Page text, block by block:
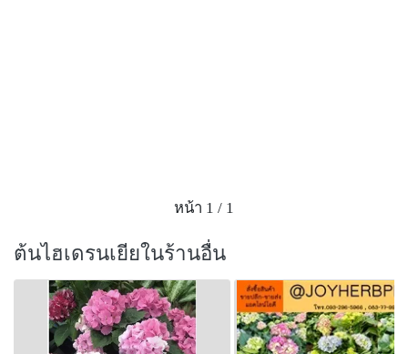
หน้า 1 / 1
ต้นไฮเดรนเยียในร้านอื่น